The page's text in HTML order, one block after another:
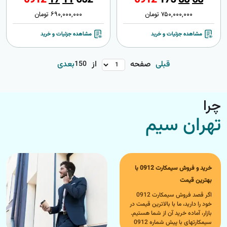
750,000,000 تومان
مشاهده جزئیات و خرید
690,000,000 تومان
مشاهده جزئیات و خرید
قبلی صفحه از 150بعدی
چرا
تهران سیم
خرید و فروش سیمکارت 0912 با
بهترین قیمت
اگر قصد فروش سیمکارت 0912
خود را دارید، ما با بالاترین قیمت در
بازار، آماده خرید آن از شما هستیم.
سیمکارتهای با پیش شماره 0912